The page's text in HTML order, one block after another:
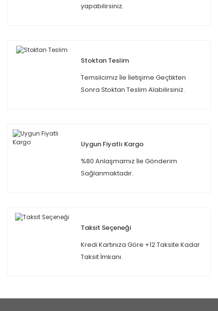
yapabilirsiniz.
Stoktan Teslim
Temsilcimiz İle İletişime Geçtikten
Sonra Stoktan Teslim Alabilirsiniz.
Uygun Fiyatlı Kargo
%80 Anlaşmamız İle Gönderim
Sağlanmaktadır.
Taksit Seçeneği
Kredi Kartınıza Göre +12 Taksite Kadar
Taksit İmkanı.